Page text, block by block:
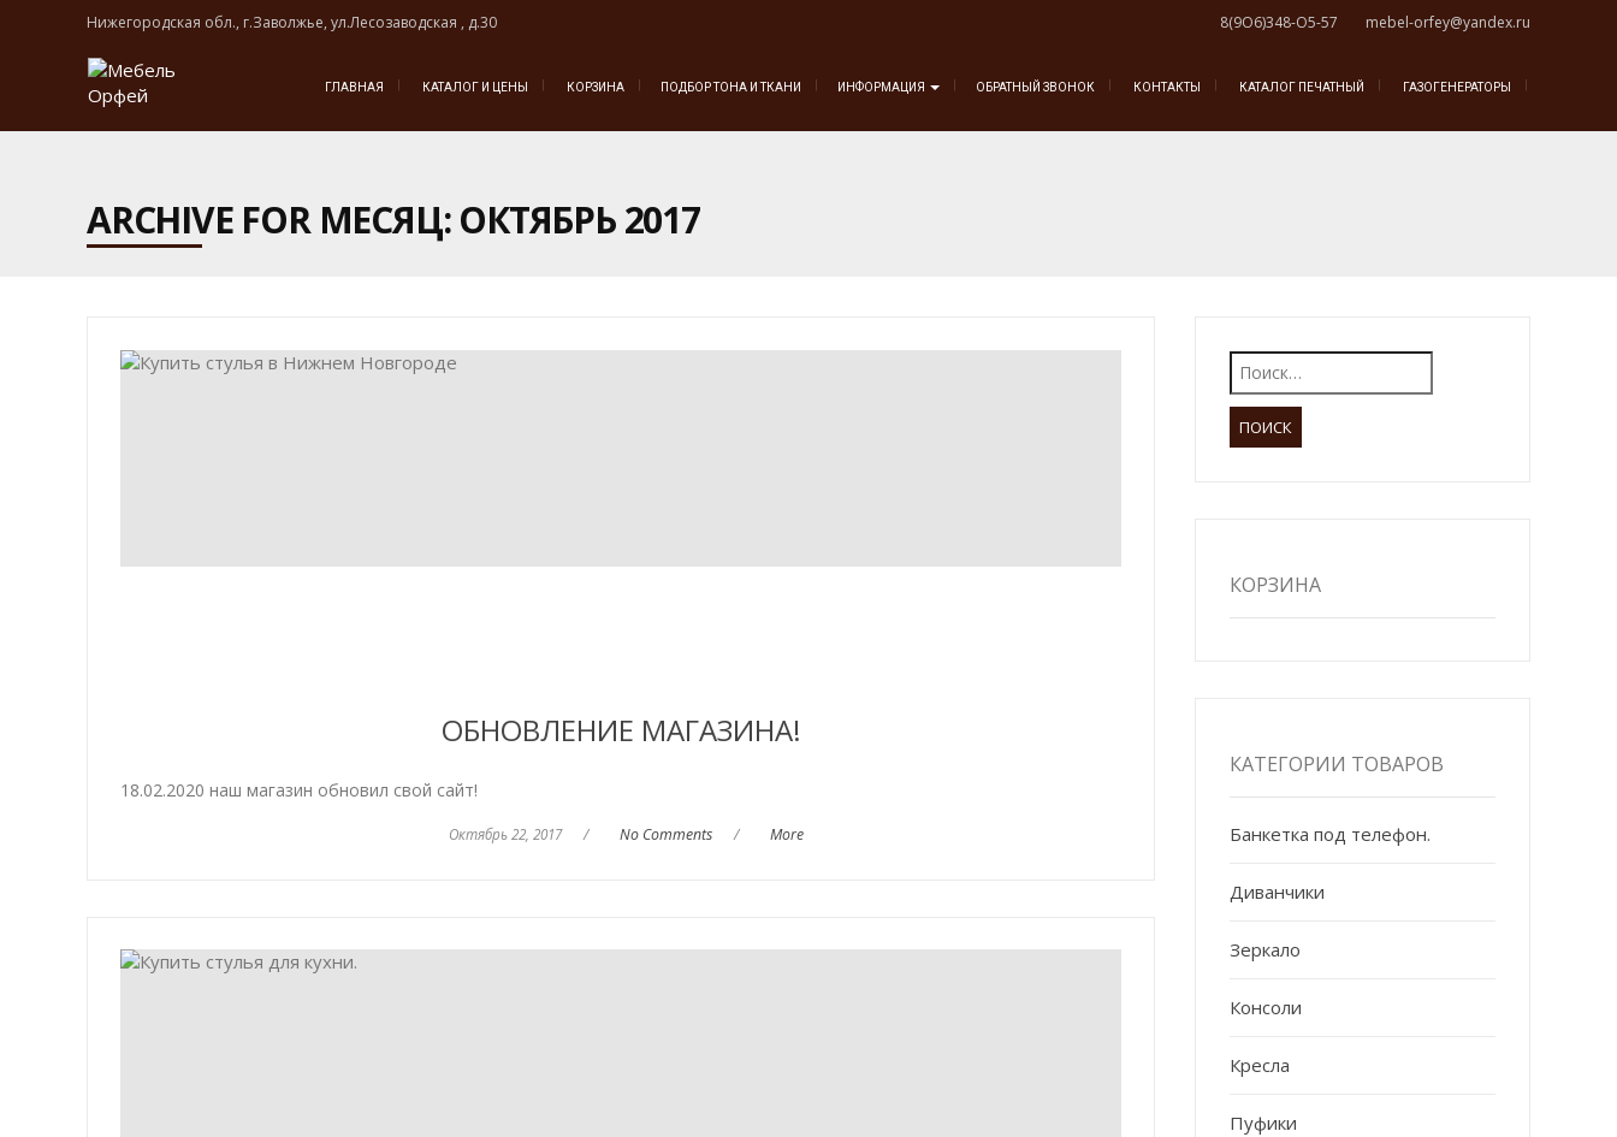
Нижегородская обл., г.Заволжье, ул.Лесозаводская , д.30 8(9О6)348-О5-57 mebel-orfey@yandex.ru
ГЛАВНАЯ КАТАЛОГ И ЦЕНЫ КОРЗИНА ПОДБОР ТОНА И ТКАНИ ИНФОРМАЦИЯ ОБРАТНЫЙ ЗВОНОК КОНТАКТЫ КАТАЛОГ ПЕЧАТНЫЙ ГАЗОГЕНЕРАТОРЫ
ARCHIVE FOR МЕСЯЦ: ОКТЯБРЬ 2017
ОБНОВЛЕНИЕ МАГАЗИНА!
18.02.2020 наш магазин обновил свой сайт!
Октябрь 22, 2017 / No Comments / More
Найти:
КОРЗИНА
КАТЕГОРИИ ТОВАРОВ
Банкетка под телефон.
Диванчики
Зеркало
Консоли
Кресла
Пуфики